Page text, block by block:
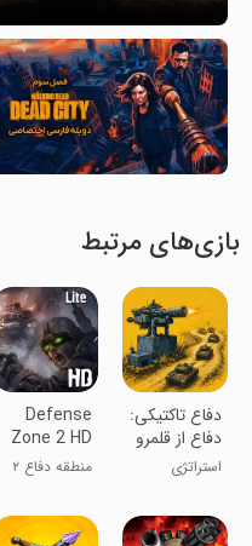
بازی‌های مرتبط
‏‏‏‏دفاع تاکتیکی:
دفاع از قلمرو
استراتژی
Defense
Zone 2 HD
Lite
منطقه دفاع ۲